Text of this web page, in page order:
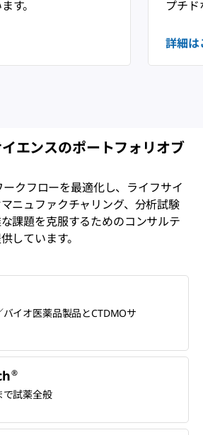
す。 プチ
詳細は
エンスのポートフォリオブ
クフローを最適化し、ライフサイ
ニュファクチャリング、分析試験
課題を克服するためのコンサルテ
しています。
イオ医薬品製品とCTDMOサ
®
で試薬全般